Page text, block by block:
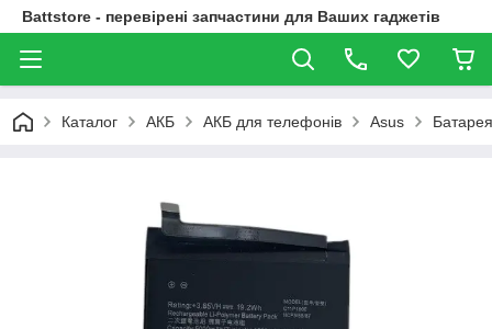
Battstore - перевірені запчастини для Ваших гаджетів
Каталог АКБ АКБ для телефонів Asus